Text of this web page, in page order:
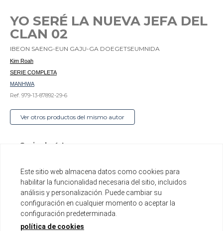
YO SERÉ LA NUEVA JEFA DEL
CLAN 02
IBEON SAENG-EUN GAJU-GA DOEGETSEUMNIDA
Kim Roah
SERIE COMPLETA
MANHWA
Ref. 979-13-87892-29-6
Ver otros productos del mismo autor
Serie de 4 tomos
Integramente a color
Disponible
18,00 € 17,10 €
Este sitio web almacena datos como cookies para
habilitar la funcionalidad necesaria del sitio, incluidos
análisis y personalización. Puede cambiar su
configuración en cualquier momento o aceptar la
configuración predeterminada.
política de cookies